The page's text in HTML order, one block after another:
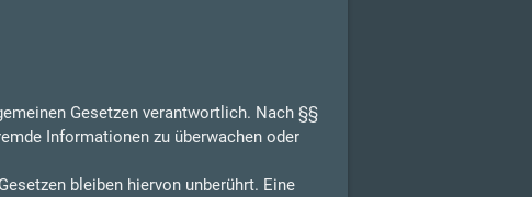
Gesetzen verantwortlich. Nach §§
Informationen zu überwachen oder
bleiben hiervon unberührt. Eine